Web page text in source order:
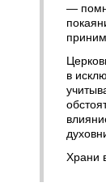
—
в
Храни